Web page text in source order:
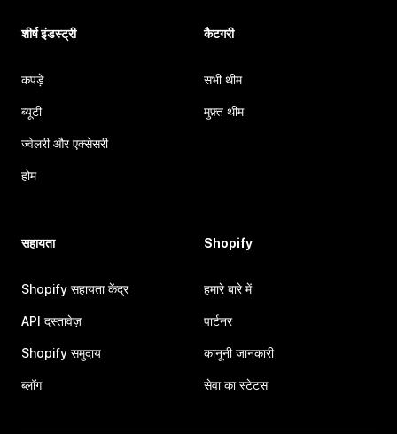
शीर्ष इंडस्ट्री
कपड़े
ब्यूटी
ज्वेलरी और एक्सेसरी
होम
कैटगरी
सभी थीम
मुफ़्त थीम
सहायता
Shopify सहायता केंद्र
API दस्तावेज़
Shopify समुदाय
ब्लॉग
Shopify
हमारे बारे में
पार्टनर
कानूनी जानकारी
सेवा का स्टेटस